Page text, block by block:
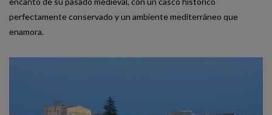
perfectamente conservado y un ambiente mediterráneo que
enamora.